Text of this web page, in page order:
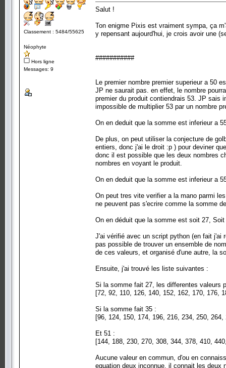
Classement : 5484/55625
Néophyte
Hors ligne
Messages: 9
Salut !
Ton enigme Pixis est vraiment sympa, ça
y repensant aujourd'hui, je crois avoir une
###########
Le premier nombre premier superieur a 50
JP ne saurait pas. en effet, le nombre
premier du produit contiendrais 53. JP sais
impossible de multiplier 53 par un nombre
On en deduit que la somme est inferieur a
De plus, on peut utiliser la conjecture de
entiers, donc j'ai le droit :p ) pour deviner
donc il est possible que les deux nombres
nombres en voyant le produit.
On en deduit que la somme est inferieur a
On peut tres vite verifier a la mano parmi
ne peuvent pas s'ecrire comme la somme
On en déduit que la somme est soit 27,
J'ai vérifié avec un script python (en fait j'ai
pas possible de trouver un ensemble de
de ces valeurs, et organisé d'une autre, la
Ensuite, j'ai trouvé les liste suivantes :
Si la somme fait 27, les differentes valeurs
[72, 92, 110, 126, 140, 152, 162, 170, 176,
Si la somme fait 35 :
[96, 124, 150, 174, 196, 216, 234, 250,
Et 51 :
[144, 188, 230, 270, 308, 344, 378, 410,
Aucune valeur en commun, d'ou en
equation deux inconnue, il connait les deux